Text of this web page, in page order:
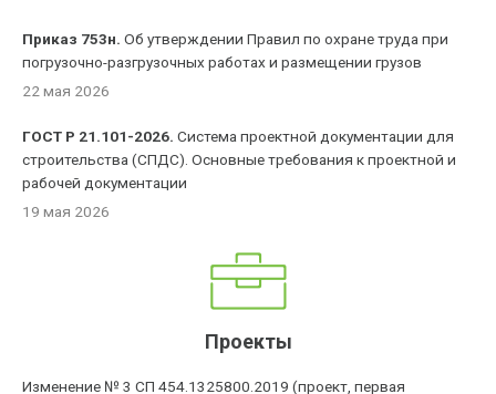
Приказ 753н. Об утверждении Правил по охране труда при
погрузочно-разгрузочных работах и размещении грузов
22 мая 2026
ГОСТ Р 21.101-2026. Система проектной документации для
строительства (СПДС). Основные требования к проектной и
рабочей документации
19 мая 2026
Проекты
Изменение № 3 СП 454.1325800.2019 (проект, первая